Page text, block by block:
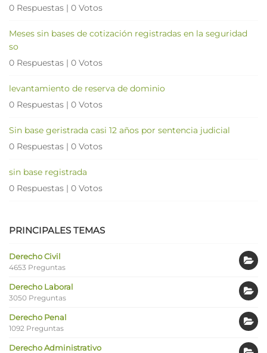
0 Respuestas | 0 Votos
Meses sin bases de cotización registradas en la seguridad
so
0 Respuestas | 0 Votos
levantamiento de reserva de dominio
0 Respuestas | 0 Votos
Sin base geristrada casi 12 años por sentencia judicial
0 Respuestas | 0 Votos
sin base registrada
0 Respuestas | 0 Votos
PRINCIPALES TEMAS
Derecho Civil
4653 Preguntas
Derecho Laboral
3050 Preguntas
Derecho Penal
1092 Preguntas
Derecho Administrativo